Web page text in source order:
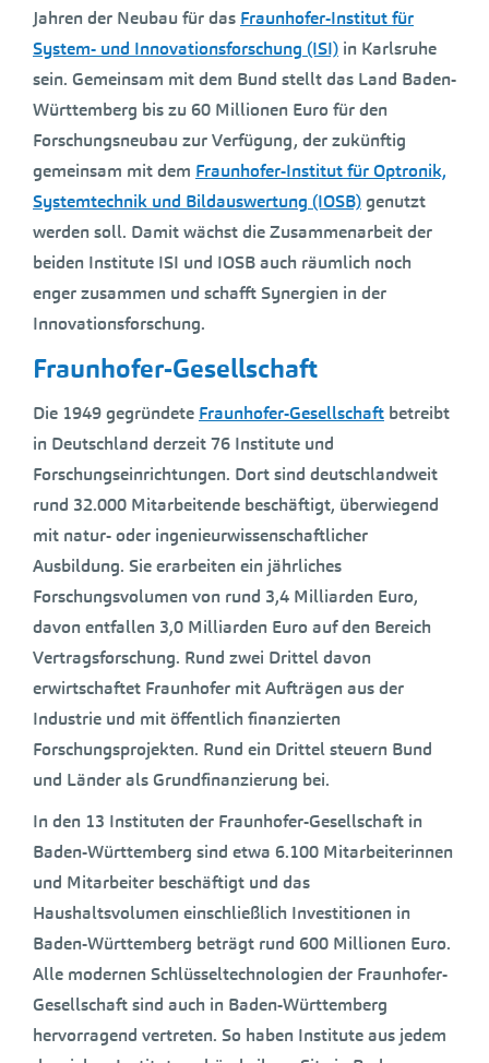
Jahren der Neubau für das Fraunhofer-Institut für
System- und Innovationsforschung (ISI) in Karlsruhe
sein. Gemeinsam mit dem Bund stellt das Land Baden-
Württemberg bis zu 60 Millionen Euro für den
Forschungsneubau zur Verfügung, der zukünftig
gemeinsam mit dem Fraunhofer-Institut für Optronik,
Systemtechnik und Bildauswertung (IOSB)genutzt
werden soll. Damit wächst die Zusammenarbeit der
beiden Institute ISI und IOSB auch räumlich noch
enger zusammen und schafft Synergien in der
Innovationsforschung.
Fraunhofer-Gesellschaft
Die 1949 gegründete Fraunhofer-Gesellschaft betreibt
in Deutschland derzeit 76 Institute und
Forschungseinrichtungen. Dort sind deutschlandweit
rund 32.000 Mitarbeitende beschäftigt, überwiegend
mit natur- oder ingenieurwissenschaftlicher
Ausbildung. Sie erarbeiten ein jährliches
Forschungsvolumen von rund 3,4 Milliarden Euro,
davon entfallen 3,0 Milliarden Euro auf den Bereich
Vertragsforschung. Rund zwei Drittel davon
erwirtschaftet Fraunhofer mit Aufträgen aus der
Industrie und mit öffentlich finanzierten
Forschungsprojekten. Rund ein Drittel steuern Bund
und Länder als Grundfinanzierung bei.
In den 13 Instituten der Fraunhofer-Gesellschaft in
Baden-Württemberg sind etwa 6.100 Mitarbeiterinnen
und Mitarbeiter beschäftigt und das
Haushaltsvolumen einschließlich Investitionen in
Baden-Württemberg beträgt rund 600 Millionen Euro.
Alle modernen Schlüsseltechnologien der Fraunhofer-
Gesellschaft sind auch in Baden-Württemberg
hervorragend vertreten. So haben Institute aus jedem